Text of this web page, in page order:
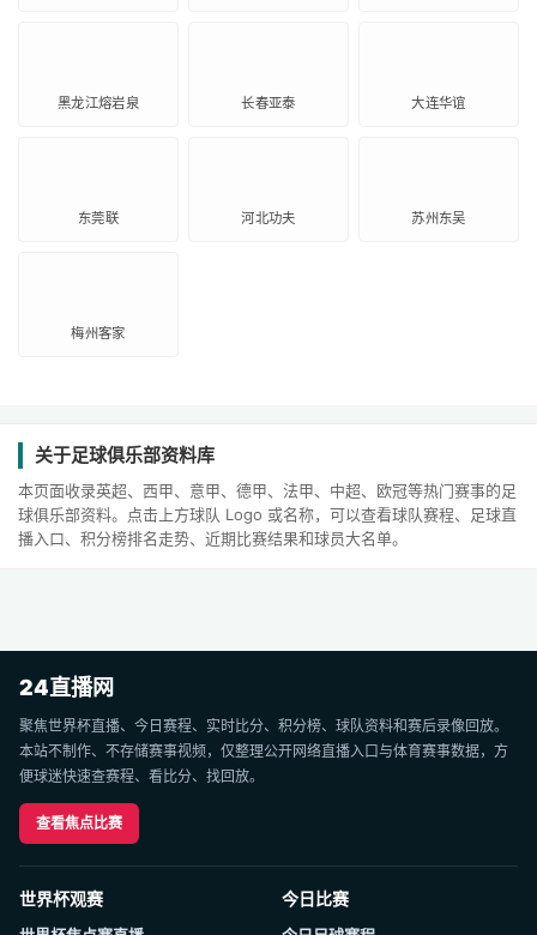
黑龙江熔岩泉 长春亚泰 大连华谊
东莞联 河北功夫 苏州东吴
梅州客家
关于足球俱乐部资料库
本页面收录英超、西甲、意甲、德甲、法甲、中超、欧冠等热门赛事的足
球俱乐部资料。点击上方球队 Logo 或名称，可以查看球队赛程、足球直
播入口、积分榜排名走势、近期比赛结果和球员大名单。
24直播网
聚焦世界杯直播、今日赛程、实时比分、积分榜、球队资料和赛后录像回放。
本站不制作、不存储赛事视频，仅整理公开网络直播入口与体育赛事数据，方
便球迷快速查赛程、看比分、找回放。
查看焦点比赛
世界杯观赛 今日比赛